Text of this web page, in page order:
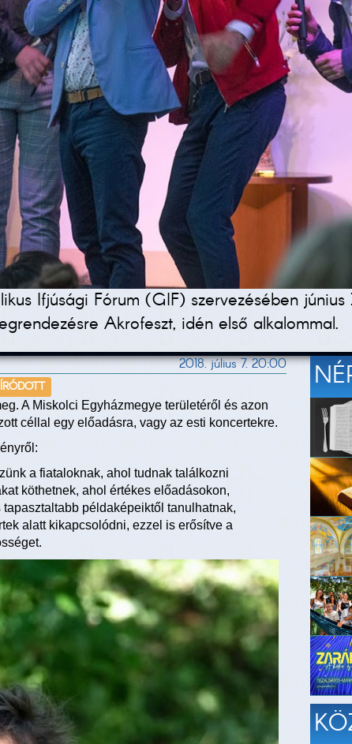
Ifjúsági Fórum (GIF) szervezésében
Akrofeszt, idén első alkalommal.
2018. július 7. 20:00
A Miskolci Egyházmegye területéről és azon
céllal egy előadásra, vagy az esti koncertekre.
a fiataloknak, ahol tudnak találkozni
köthetnek, ahol értékes előadásokon,
példaképeiktől tanulhatnak,
alatt kikapcsolódni, ezzel is erősítve a